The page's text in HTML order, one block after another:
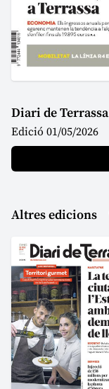
Diari de Terrassa
Edició 01/05/2026
Altres edicions